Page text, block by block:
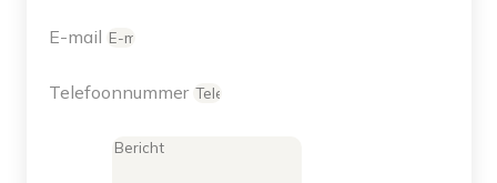
E-mail
Telefoonnummer